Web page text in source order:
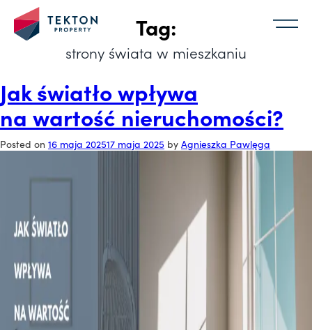
Tag:
strony świata w mieszkaniu
Jak światło wpływa
na wartość nieruchomości?
Posted on 16 maja 202517 maja 2025 by Agnieszka Pawlęga